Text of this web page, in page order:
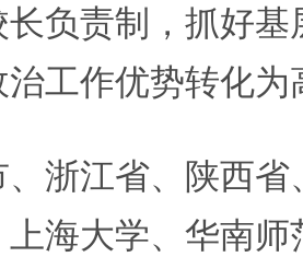
负责制，抓好
工作优势转化
江省、陕西省
海大学、华南